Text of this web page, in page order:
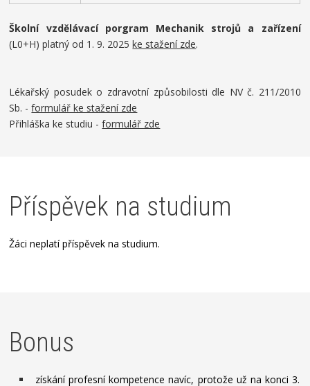
Školní vzdělávací porgram Mechanik strojů a zařízení
(L0+H) platný od 1. 9. 2025ke stažení zde.
Lékařský posudek o zdravotní způsobilosti dle NV č. 211/2010
Sb. -formulář ke stažení zde
Přihláška ke studiu -formulář zde
Příspěvek na studium
Žáci neplatí příspěvek na studium.
Bonus
získání profesní kompetence navíc, protože už na konci 3.